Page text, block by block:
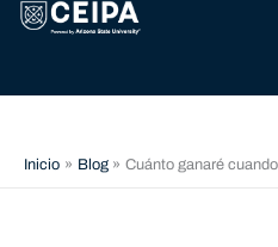
contenido
Inicio Blog Cuánto ganaré